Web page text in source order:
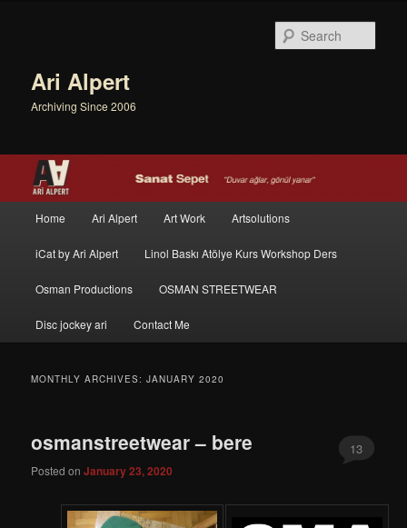
Ari Alpert
Archiving Since 2006
Skip to primary content
Skip to secondary content
Home Ari Alpert Art Work Artsolutions
iCat by Ari Alpert Linol Baskı Atölye Kurs Workshop Ders
Osman Productions OSMAN STREETWEAR
Disc jockey ari Contact Me
MONTHLY ARCHIVES:JANUARY 2020
osmanstreetwear – bere
Posted onJanuary 23, 2020
13